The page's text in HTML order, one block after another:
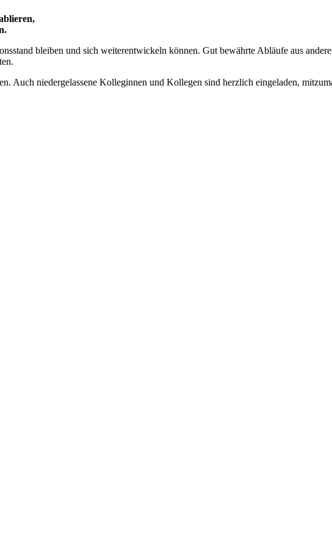
bleiben und sich weiterentwickeln können. Gut bewährte Abläufe aus
Auch niedergelassene Kolleginnen und Kollegen sind herzlich eingeladen,